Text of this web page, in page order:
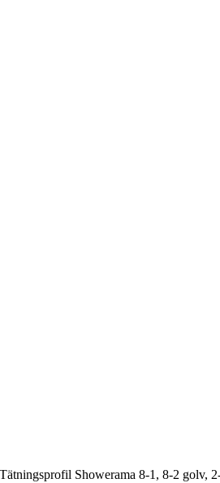
Tätningsprofil Showerama 8-1, 8-2 golv,